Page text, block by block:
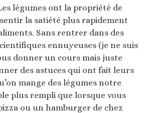
légumes ont la propriété de
la satiété plus rapidement
Sans rentrer dans des
ennuyeuses (je ne suis
donner un cours mais juste
des astuces qui ont fait leurs
mange des légumes notre
plus rempli que lorsque vous
ou un hamburger de chez